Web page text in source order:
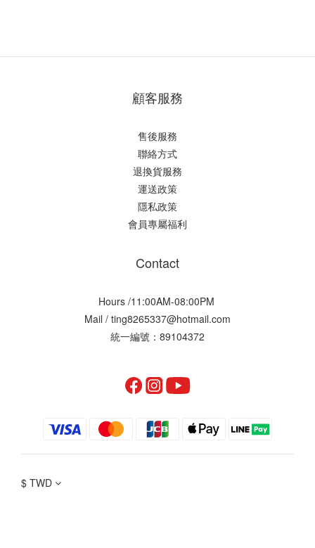
顧客服務
售後服務
聯絡方式
退換貨服務
運送政策
隱私政策
會員專屬福利
Contact
Hours /11:00AM-08:00PM
Mail / ting8265337@hotmail.com
統一編號：89104372
$ TWD